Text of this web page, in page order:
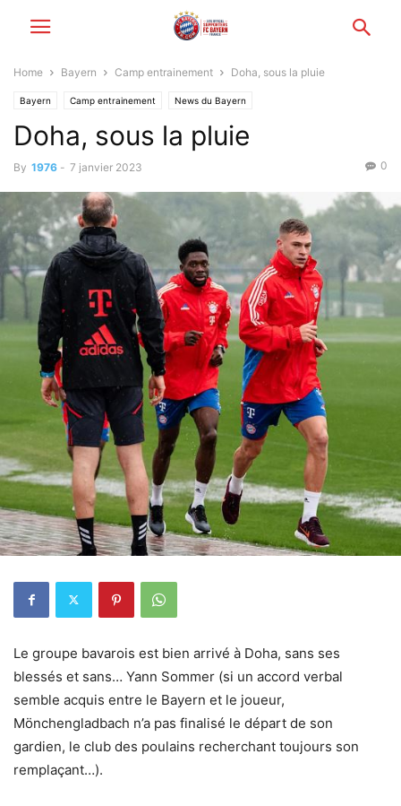
Home Bayern Camp entrainement Doha, sous la pluie
Bayern Camp entrainement News du Bayern
Doha, sous la pluie
By 1976 - 7 janvier 2023 0
Le groupe bavarois est bien arrivé à Doha, sans ses
blessés et sans… Yann Sommer (si un accord verbal
semble acquis entre le Bayern et le joueur,
Mönchengladbach n’a pas finalisé le départ de son
gardien, le club des poulains recherchant toujours son
remplaçant…).